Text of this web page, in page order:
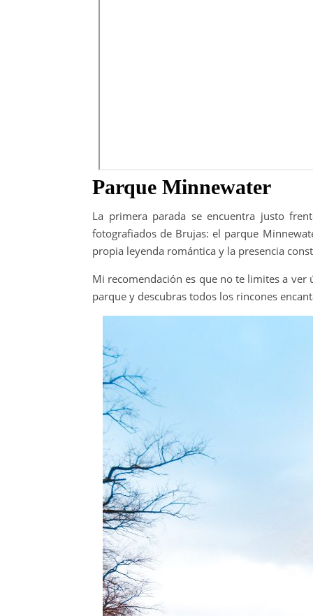
Parque Minnewater
La primera parada se encuentra justo
fotografiados de Brujas: el parque
propia leyenda romántica y la presencia
Mi recomendación es que no te limites a
parque y descubras todos los rincones